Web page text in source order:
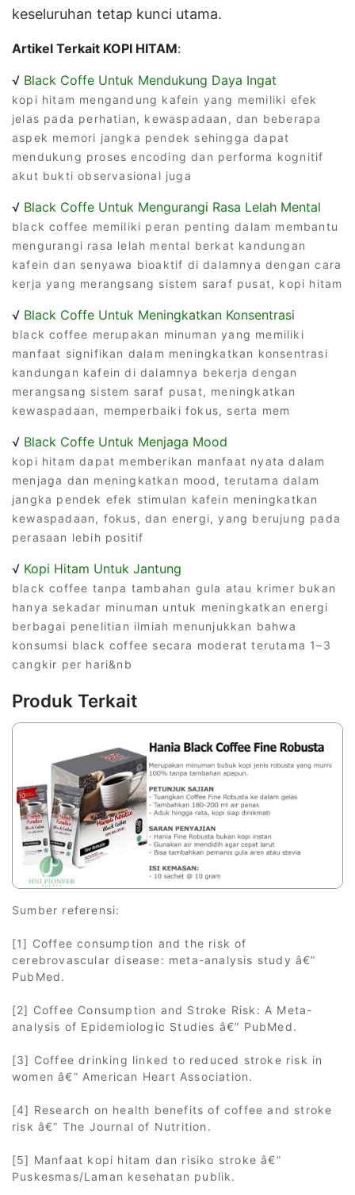
keseluruhan tetap kunci utama.
Artikel Terkait KOPI HITAM:
√ Black Coffe Untuk Mendukung Daya Ingat
kopi hitam mengandung kafein yang memiliki efek
jelas pada perhatian, kewaspadaan, dan beberapa
aspek memori jangka pendek sehingga dapat
mendukung proses encoding dan performa kognitif
akut bukti observasional juga
√ Black Coffe Untuk Mengurangi Rasa Lelah Mental
black coffee memiliki peran penting dalam membantu
mengurangi rasa lelah mental berkat kandungan
kafein dan senyawa bioaktif di dalamnya dengan cara
kerja yang merangsang sistem saraf pusat, kopi hitam
√ Black Coffe Untuk Meningkatkan Konsentrasi
black coffee merupakan minuman yang memiliki
manfaat signifikan dalam meningkatkan konsentrasi
kandungan kafein di dalamnya bekerja dengan
merangsang sistem saraf pusat, meningkatkan
kewaspadaan, memperbaiki fokus, serta mem
√ Black Coffe Untuk Menjaga Mood
kopi hitam dapat memberikan manfaat nyata dalam
menjaga dan meningkatkan mood, terutama dalam
jangka pendek efek stimulan kafein meningkatkan
kewaspadaan, fokus, dan energi, yang berujung pada
perasaan lebih positif
√ Kopi Hitam Untuk Jantung
black coffee tanpa tambahan gula atau krimer bukan
hanya sekadar minuman untuk meningkatkan energi
berbagai penelitian ilmiah menunjukkan bahwa
konsumsi black coffee secara moderat terutama 1–3
cangkir per hari&nb
Produk Terkait
Sumber referensi:
[1] Coffee consumption and the risk of
cerebrovascular disease: meta-analysis study â€”
PubMed.
[2] Coffee Consumption and Stroke Risk: A Meta-
analysis of Epidemiologic Studies â€” PubMed.
[3] Coffee drinking linked to reduced stroke risk in
women â€” American Heart Association.
[4] Research on health benefits of coffee and stroke
risk â€” The Journal of Nutrition.
[5] Manfaat kopi hitam dan risiko stroke â€”
Puskesmas/Laman kesehatan publik.